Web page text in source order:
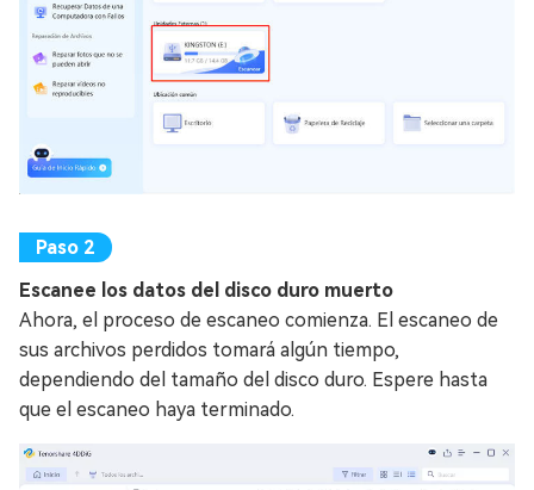
Escanee los datos del disco duro muerto
Ahora, el proceso de escaneo comienza. El escaneo de
sus archivos perdidos tomará algún tiempo,
dependiendo del tamaño del disco duro. Espere hasta
que el escaneo haya terminado.